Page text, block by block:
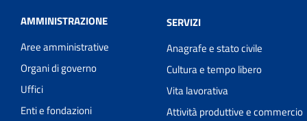
AMMINISTRAZIONE
Aree amministrative
Organi di governo
Uffici
Enti e fondazioni
SERVIZI
Anagrafe e stato civile
Cultura e tempo libero
Vita lavorativa
Attività produttive e commercio